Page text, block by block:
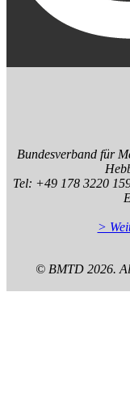
Bundesverband für
Tel: +49 178 3220
>
© BMTD 2026.